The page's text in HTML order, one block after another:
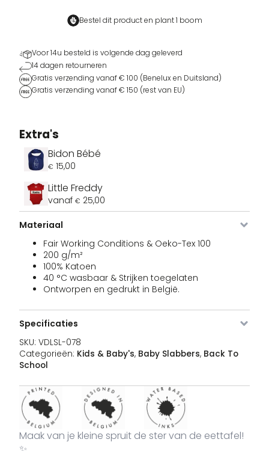
Bestel dit product en plant 1 boom
Voor 14u besteld is volgende dag geleverd
14 dagen retourneren
Gratis verzending vanaf € 100 (Benelux en Duitsland)
Gratis verzending vanaf € 150 (rest van EU)
Extra's
Bidon Bébé
€ 15,00
Little Freddy
vanaf € 25,00
Materiaal
Fair Working Conditions & Oeko-Tex 100
200 g/m²
100% Katoen
40 °C wasbaar & Strijken toegelaten
Ontworpen en gedrukt in België.
Specificaties
SKU: VDLSL-078
Categorieën: Kids & Baby's, Baby Slabbers, Back To
School
Maak van je kleine spruit de ster van de eettafel!